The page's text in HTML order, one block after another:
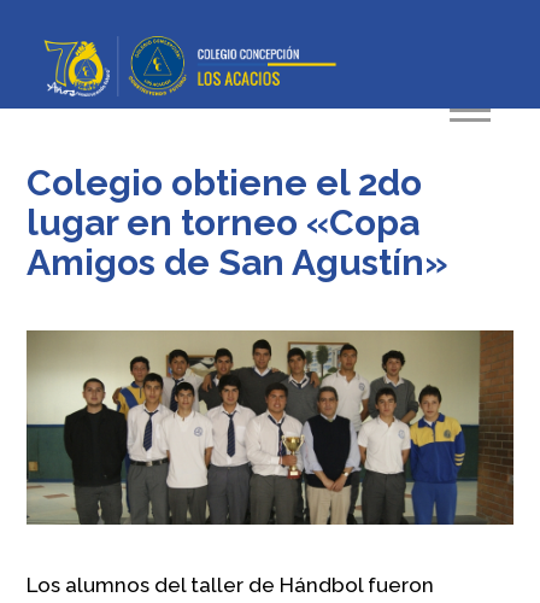
Colegio obtiene el 2do
lugar en torneo «Copa
Amigos de San Agustín»
Los alumnos del taller de Hándbol fueron